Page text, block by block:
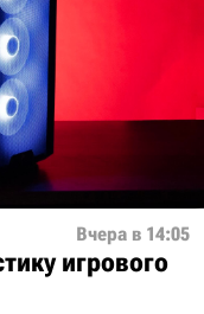
Вчера в 14:05
игрового